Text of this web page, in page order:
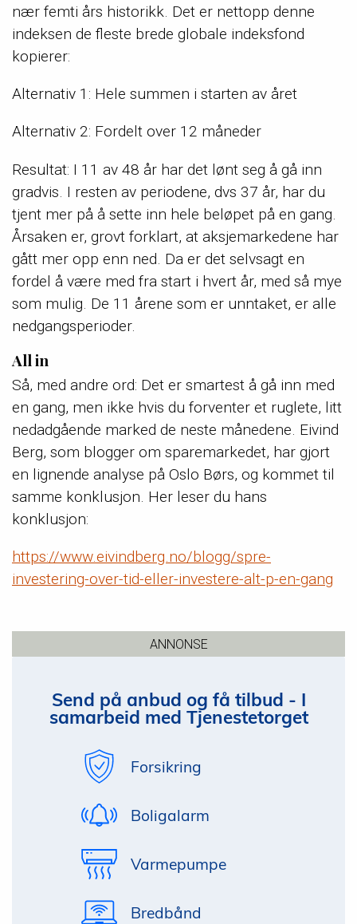
nær femti års historikk. Det er nettopp denne
indeksen de fleste brede globale indeksfond
kopierer:
Alternativ 1: Hele summen i starten av året
Alternativ 2: Fordelt over 12 måneder
Resultat: I 11 av 48 år har det lønt seg å gå inn
gradvis. I resten av periodene, dvs 37 år, har du
tjent mer på å sette inn hele beløpet på en gang.
Årsaken er, grovt forklart, at aksjemarkedene har
gått mer opp enn ned. Da er det selvsagt en
fordel å være med fra start i hvert år, med så mye
som mulig. De 11 årene som er unntaket, er alle
nedgangsperioder.
All in
Så, med andre ord: Det er smartest å gå inn med
en gang, men ikke hvis du forventer et ruglete, litt
nedadgående marked de neste månedene. Eivind
Berg, som blogger om sparemarkedet, har gjort
en lignende analyse på Oslo Børs, og kommet til
samme konklusjon. Her leser du hans
konklusjon:
https://www.eivindberg.no/blogg/spre-
investering-over-tid-eller-investere-alt-p-en-gang
ANNONSE
Send på anbud og få tilbud - I
samarbeid med Tjenestetorget
Forsikring
Boligalarm
Varmepumpe
Bredbånd